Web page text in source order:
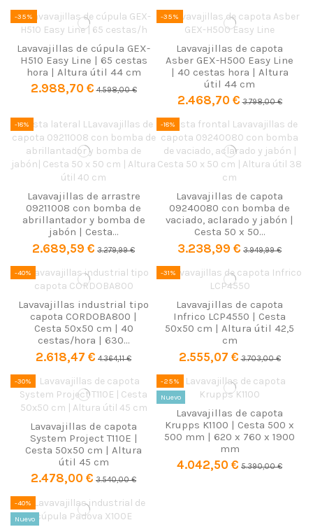
-35%
Lavavajillas de cúpula GEX-
H510 Easy Line | 65 cestas
hora | Altura útil 44 cm
2.988,70 € 4.598,00 €
-35%
Lavavajillas de capota
Asber GEX-H500 Easy Line
| 40 cestas hora | Altura
útil 44 cm
2.468,70 € 3.798,00 €
-18%
Lavavajillas de arrastre
09211008 con bomba de
abrillantador y bomba de
jabón | Cesta...
2.689,59 € 3.279,99 €
-18%
Lavavajillas de capota
09240080 con bomba de
vaciado, aclarado y jabón |
Cesta 50 x 50...
3.238,99 € 3.949,99 €
-40%
Lavavajillas industrial tipo
capota CORDOBA800 |
Cesta 50x50 cm | 40
cestas/hora | 630...
2.618,47 € 4.364,11 €
-31%
Lavavajillas de capota
Infrico LCP4550 | Cesta
50x50 cm | Altura útil 42,5
cm
2.555,07 € 3.703,00 €
-30%
Lavavajillas de capota
System Project T110E |
Cesta 50x50 cm | Altura
útil 45 cm
2.478,00 € 3.540,00 €
-25%
Nuevo
Lavavajillas de capota
Krupps K1100 | Cesta 500 x
500 mm | 620 x 760 x 1900
mm
4.042,50 € 5.390,00 €
-40%
Nuevo